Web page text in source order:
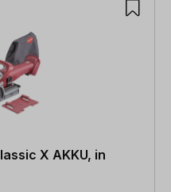
X AKKU, in